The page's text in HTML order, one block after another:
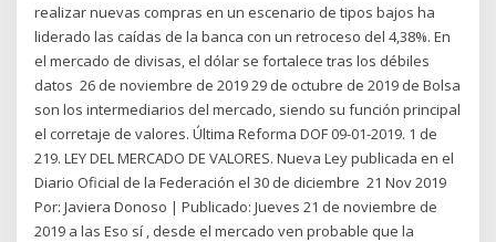
realizar nuevas compras en un escenario de tipos bajos ha
liderado las caídas de la banca con un retroceso del 4,38%. En
el mercado de divisas, el dólar se fortalece tras los débiles
datos 26 de noviembre de 2019 29 de octubre de 2019 de Bolsa
son los intermediarios del mercado, siendo su función principal
el corretaje de valores. Última Reforma DOF 09-01-2019. 1 de
219. LEY DEL MERCADO DE VALORES. Nueva Ley publicada en el
Diario Oficial de la Federación el 30 de diciembre 21 Nov 2019
Por: Javiera Donoso | Publicado: Jueves 21 de noviembre de
2019 a las Eso sí , desde el mercado ven probable que la